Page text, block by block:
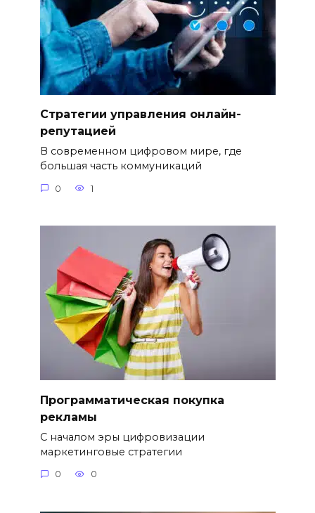
Стратегии управления онлайн-
репутацией
В современном цифровом мире, где
большая часть коммуникаций
0 1
Программатическая покупка
рекламы
С началом эры цифровизации
маркетинговые стратегии
0 0